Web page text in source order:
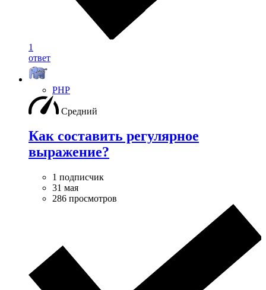
1
ответ
PHP
Средний
Как составить регулярное
выражение?
1 подписчик
31 мая
286 просмотров